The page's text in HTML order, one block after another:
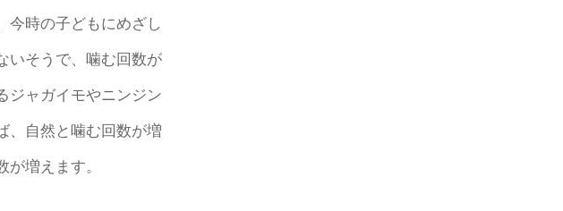
今時の子どもにめざし
いそうで、噛む回数が
ジャガイモやニンジン
、自然と噛む回数が増
増えます。